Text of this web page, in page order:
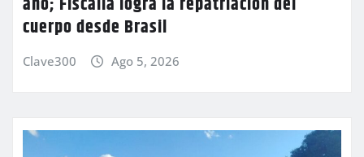
cuerpo desde Brasil
Clave300 Ago 5, 2026